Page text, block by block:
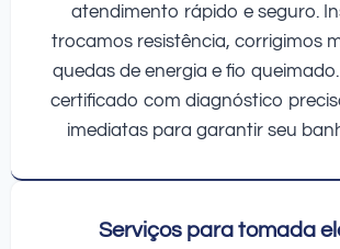
atendimento rápido e seguro.
trocamos resistência, corrigimos
quedas de energia e fio queimado.
certificado com diagnóstico
imediatas para garantir seu
Serviços para tomada